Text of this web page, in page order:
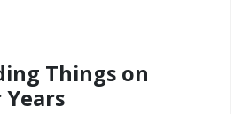
Things on